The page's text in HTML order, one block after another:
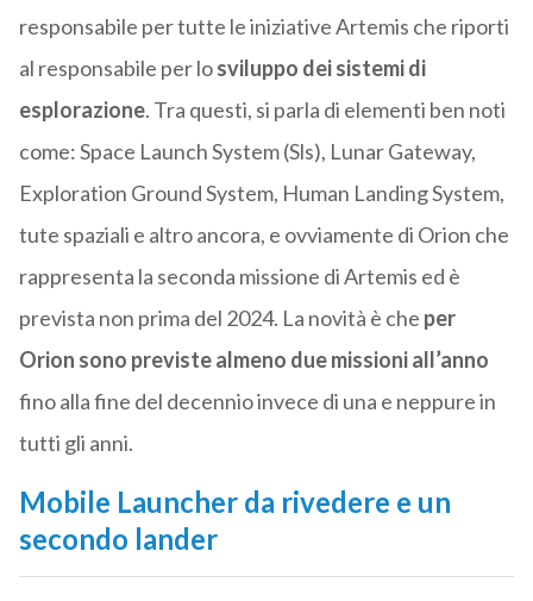
responsabile per tutte le iniziative Artemis che riporti
al responsabile per losviluppo dei sistemi di
esplorazione. Tra questi, si parla di elementi ben noti
come: Space Launch System (Sls), Lunar Gateway,
Exploration Ground System, Human Landing System,
tute spaziali e altro ancora, e ovviamente di Orion che
rappresenta la seconda missione di Artemis ed è
prevista non prima del 2024. La novità è che per
Orion sono previste almeno due missioni all’anno
fino alla fine del decennio invece di una e neppure in
tutti gli anni.
Mobile Launcher da rivedere e un
secondo lander